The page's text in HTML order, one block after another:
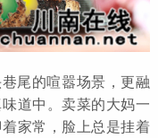
尾的喧嚣场景，更融
道中。卖菜的大妈一
家常，脸上总是挂着